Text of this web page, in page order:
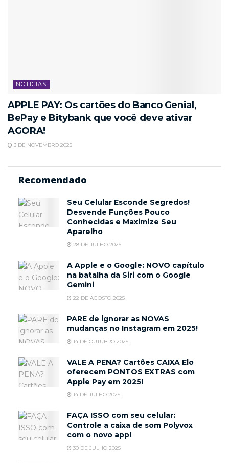
NOTICIAS
APPLE PAY: Os cartões do Banco Genial,
BePay e Bitybank que você deve ativar
AGORA!
3 DE NOVEMBRO 2025
Recomendado
Seu Celular Esconde Segredos!
Desvende Funções Pouco
Conhecidas e Maximize Seu
Aparelho
28 DE JULHO 2025
A Apple e o Google: NOVO capítulo
na batalha da Siri com o Google
Gemini
22 DE AGOSTO 2025
PARE de ignorar as NOVAS
mudanças no Instagram em 2025!
14 DE OUTUBRO 2025
VALE A PENA? Cartões CAIXA Elo
oferecem PONTOS EXTRAS com
Apple Pay em 2025!
14 DE JULHO 2025
FAÇA ISSO com seu celular:
Controle a caixa de som Polyvox
com o novo app!
30 DE JULHO 2025